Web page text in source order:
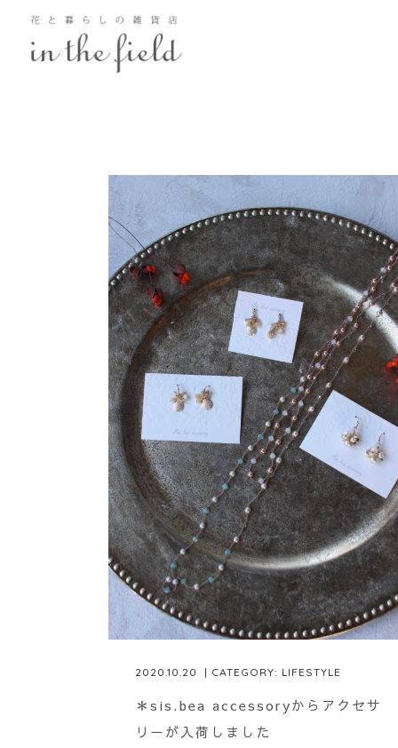
2020.10.20 | CATEGORY: LIFESTYLE
＊sis.bea accessoryからアクセサ
リーが入荷しました